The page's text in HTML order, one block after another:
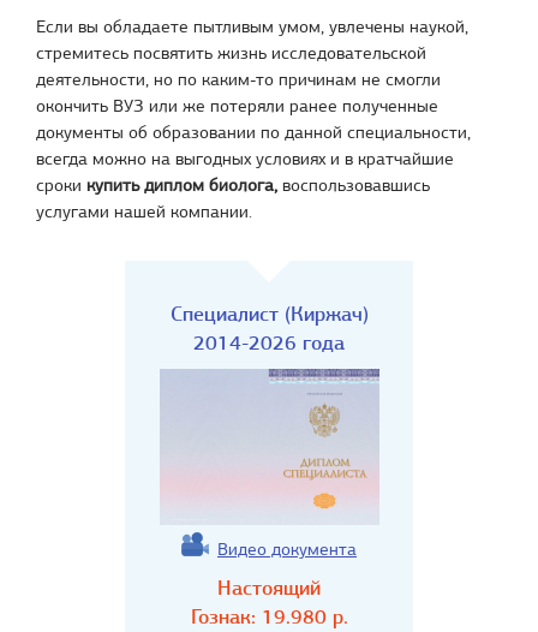
Если вы обладаете пытливым умом, увлечены наукой,
стремитесь посвятить жизнь исследовательской
деятельности, но по каким-то причинам не смогли
окончить ВУЗ или же потеряли ранее полученные
документы об образовании по данной специальности,
всегда можно на выгодных условиях и в кратчайшие
сроки купить диплом биолога, воспользовавшись
услугами нашей компании.
Специалист (Киржач)
2014-2026 года
Видео документа
Настоящий
Гознак: 19.980р.